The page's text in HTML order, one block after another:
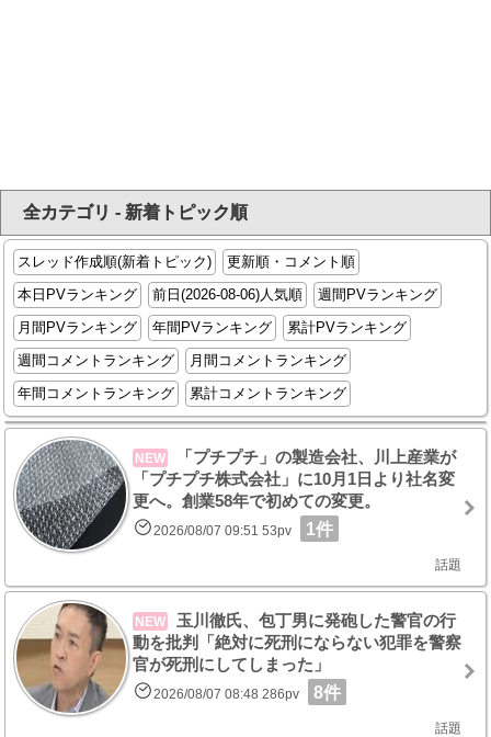
全カテゴリ - 新着トピック順
スレッド作成順(新着トピック)
更新順・コメント順
本日PVランキング
前日(2026-08-06)人気順
週間PVランキング
月間PVランキング
年間PVランキング
累計PVランキング
週間コメントランキング
月間コメントランキング
年間コメントランキング
累計コメントランキング
NEW
「プチプチ」の製造会社、川上産業が
「プチプチ株式会社」に10月1日より社名変
更へ。創業58年で初めての変更。
2026/08/07 09:51 53pv 1件
話題
NEW
玉川徹氏、包丁男に発砲した警官の行
動を批判「絶対に死刑にならない犯罪を警察
官が死刑にしてしまった」
2026/08/07 08:48 286pv 8件
話題